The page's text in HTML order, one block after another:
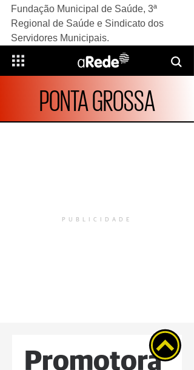
Fundação Municipal de Saúde, 3ª
Regional de Saúde e Sindicato dos
Servidores Municipais.